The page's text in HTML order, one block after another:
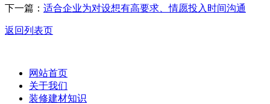
下一篇： 适合企业为对设想有高要求、情愿投入时间沟通
返回列表页
网站首页
关于我们
装修建材知识